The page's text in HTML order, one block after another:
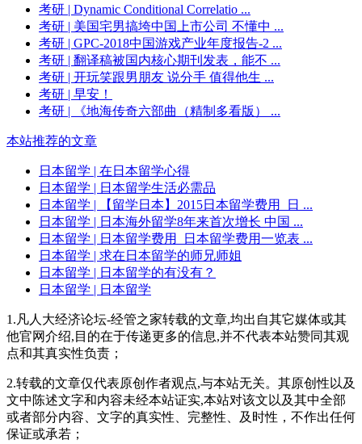
考研 | Dynamic Conditional Correlatio ...
考研 | 美国宅男搞垮中国上市公司 不懂中 ...
考研 | GPC-2018中国游戏产业年度报告-2 ...
考研 | 翻译稿被国内核心期刊发表，能不 ...
考研 | 开玩笑跟男朋友 说分手 值得他生 ...
考研 | 早安！
考研 | 《地海传奇六部曲（精制多看版） ...
本站推荐的文章
日本留学 | 在日本留学心得
日本留学 | 日本留学生活必需品
日本留学 | 【留学日本】2015日本留学费用_日 ...
日本留学 | 日本海外留学8年来首次增长 中国 ...
日本留学 | 日本留学费用_日本留学费用一览表 ...
日本留学 | 求在日本留学的师兄师姐
日本留学 | 日本留学的有没有？
日本留学 | 日本留学
1.凡人大经济论坛-经管之家转载的文章,均出自其它媒体或其
他官网介绍,目的在于传递更多的信息,并不代表本站赞同其观
点和其真实性负责；
2.转载的文章仅代表原创作者观点,与本站无关。其原创性以及
文中陈述文字和内容未经本站证实,本站对该文以及其中全部
或者部分内容、文字的真实性、完整性、及时性，不作出任何
保证或承若；